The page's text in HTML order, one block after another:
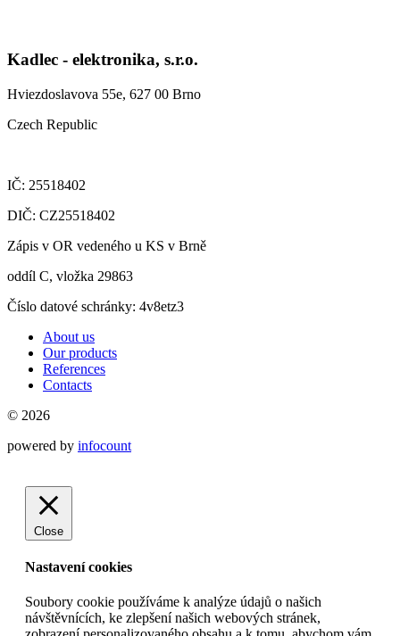
Kadlec - elektronika, s.r.o.
Hviezdoslavova 55e, 627 00 Brno
Czech Republic
IČ: 25518402
DIČ: CZ25518402
Zápis v OR vedeného u KS v Brně
oddíl C, vložka 29863
Číslo datové schránky: 4v8etz3
About us
Our products
References
Contacts
© 2026
powered by infocount
Close
Nastavení cookies
Soubory cookie používáme k analýze údajů o našich
návštěvnících, ke zlepšení našich webových stránek,